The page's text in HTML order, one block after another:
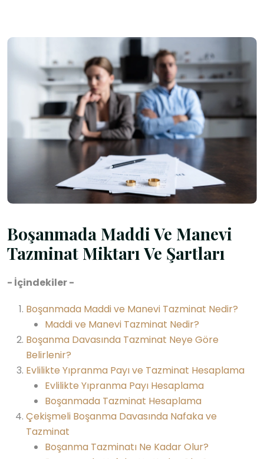
Boşanmada Maddi Ve Manevi
Tazminat Miktarı Ve Şartları
- İçindekiler -
Boşanmada Maddi ve Manevi Tazminat Nedir?
Maddi ve Manevi Tazminat Nedir?
Boşanma Davasında Tazminat Neye Göre
Belirlenir?
Evlilikte Yıpranma Payı ve Tazminat Hesaplama
Evlilikte Yıpranma Payı Hesaplama
Boşanmada Tazminat Hesaplama
Çekişmeli Boşanma Davasında Nafaka ve
Tazminat
Boşanma Tazminatı Ne Kadar Olur?